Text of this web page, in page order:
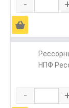
-
Ä
НПФ
-